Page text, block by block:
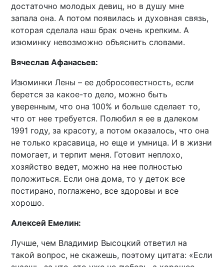
достаточно молодых девиц, но в душу мне
запала она. А потом появилась и духовная связь,
которая сделала наш брак очень крепким. А
изюминку невозможно объяснить словами.
Вячеслав Афанасьев:
Изюминки Лены – ее добросовестность, если
берется за какое-то дело, можно быть
уверенным, что она 100% и больше сделает то,
что от нее требуется. Полюбил я ее в далеком
1991 году, за красоту, а потом оказалось, что она
не только красавица, но еще и умница. И в жизни
помогает, и терпит меня. Готовит неплохо,
хозяйство ведет, можно на нее полностью
положиться. Если она дома, то у деток все
постирано, поглажено, все здоровы и все
хорошо.
Алексей Емелин:
Лучше, чем Владимир Высоцкий ответил на
такой вопрос, не скажешь, поэтому цитата: «Если